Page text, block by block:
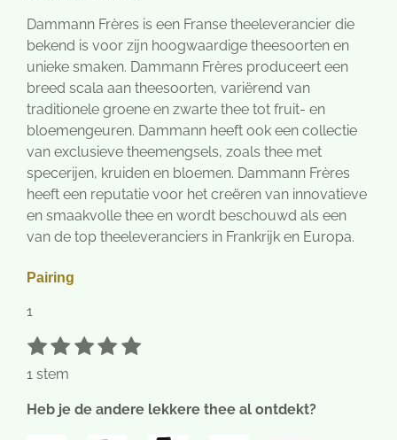
Dammann Frères is een Franse theeleverancier die
bekend is voor zijn hoogwaardige theesoorten en
unieke smaken. Dammann Frères produceert een
breed scala aan theesoorten, variërend van
traditionele groene en zwarte thee tot fruit- en
bloemengeuren. Dammann heeft ook een collectie
van exclusieve theemengsels, zoals thee met
specerijen, kruiden en bloemen. Dammann Frères
heeft een reputatie voor het creëren van innovatieve
en smaakvolle thee en wordt beschouwd als een
van de top theeleveranciers in Frankrijk en Europa.
Pairing
1
R
a
1
s
e
2
s
e
3
e
4
e
5
e
S
m
1 stem
Heb je de andere lekkere thee al ontdekt?